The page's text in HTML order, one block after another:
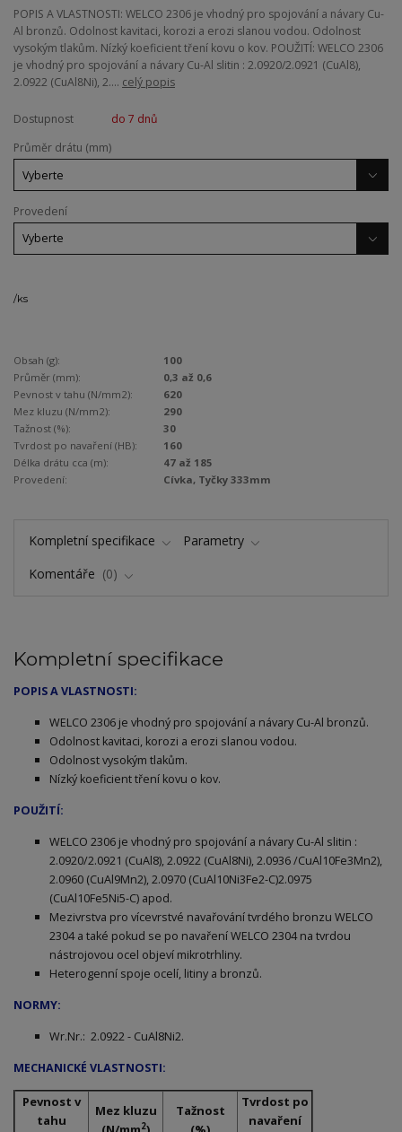
POPIS A VLASTNOSTI: WELCO 2306 je vhodný pro spojování a návary Cu-
Al bronzů. Odolnost kavitaci, korozi a erozi slanou vodou. Odolnost
vysokým tlakům. Nízký koeficient tření kovu o kov. POUŽITÍ: WELCO 2306
je vhodný pro spojování a návary Cu-Al slitin : 2.0920/2.0921 (CuAl8),
2.0922 (CuAl8Ni), 2.... celý popis
Dostupnost
do 7 dnů
Průměr drátu (mm)
Provedení
/ks
Obsah (g):
100
Průměr (mm):
0,3 až 0,6
Pevnost v tahu (N/mm2):
620
Mez kluzu (N/mm2):
290
Tažnost (%):
30
Tvrdost po navaření (HB):
160
Délka drátu cca (m):
47 až 185
Provedení:
Cívka, Tyčky 333mm
Kompletní specifikace
Parametry
Komentáře
0
Kompletní specifikace
POPIS A VLASTNOSTI:
WELCO 2306 je vhodný pro spojování a návary Cu-Al bronzů.
Odolnost kavitaci, korozi a erozi slanou vodou.
Odolnost vysokým tlakům.
Nízký koeficient tření kovu o kov.
POUŽITÍ:
WELCO 2306 je vhodný pro spojování a návary Cu-Al slitin :
2.0920/2.0921 (CuAl8), 2.0922 (CuAl8Ni), 2.0936 /CuAl10Fe3Mn2),
2.0960 (CuAl9Mn2), 2.0970 (CuAl10Ni3Fe2-C)2.0975
(CuAl10Fe5Ni5-C) apod.
Mezivrstva pro vícevrstvé navařování tvrdého bronzu WELCO
2304 a také pokud se po navaření WELCO 2304 na tvrdou
nástrojovou ocel objeví mikrotrhliny.
Heterogenní spoje ocelí, litiny a bronzů.
NORMY:
Wr.Nr.: 2.0922 - CuAl8Ni2.
MECHANICKÉ VLASTNOSTI:
Pevnost v
tahu
Mez kluzu
2
Tažnost
Tvrdost po
navaření